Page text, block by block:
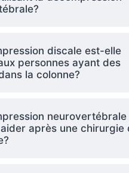
discale est-elle
personnes ayant des
la colonne?
neurovertébrale
après une chirurgie